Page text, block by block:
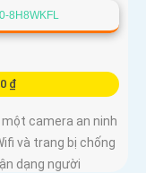
8H8WKFL
₫
một camera an ninh
và trang bị chống
dạng người